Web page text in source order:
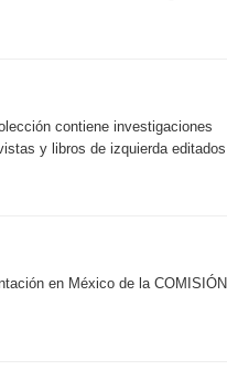
contiene investigaciones
y libros de izquierda editados
en México de la COMISIÓN